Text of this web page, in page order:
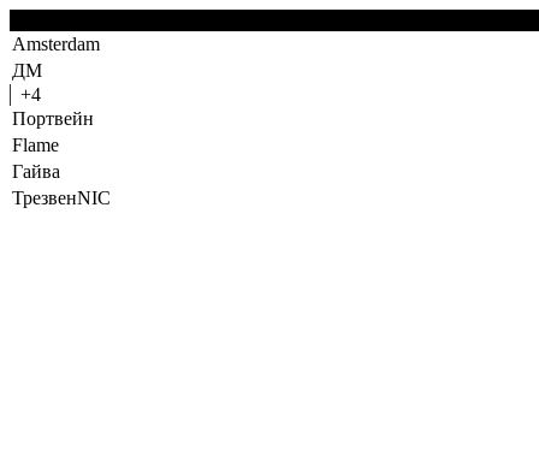
Amsterdam
ДМ
+4
Портвейн
Flame
Гайва
ТрезвенNIC